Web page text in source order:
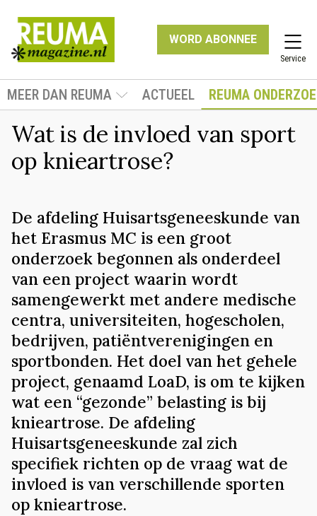
WORD ABONNEE
Service
MEER DAN REUMA ACTUEEL REUMA
Wat is de invloed van sport
op knieartrose?
De afdeling Huisartsgeneeskunde van
het Erasmus MC is een groot
onderzoek begonnen als onderdeel
van een project waarin wordt
samengewerkt met andere medische
centra, universiteiten, hogescholen,
bedrijven, patiëntverenigingen en
sportbonden. Het doel van het gehele
project, genaamd LoaD, is om te kijken
wat een “gezonde” belasting is bij
knieartrose. De afdeling
Huisartsgeneeskunde zal zich
specifiek richten op de vraag wat de
invloed is van verschillende sporten
op knieartrose.